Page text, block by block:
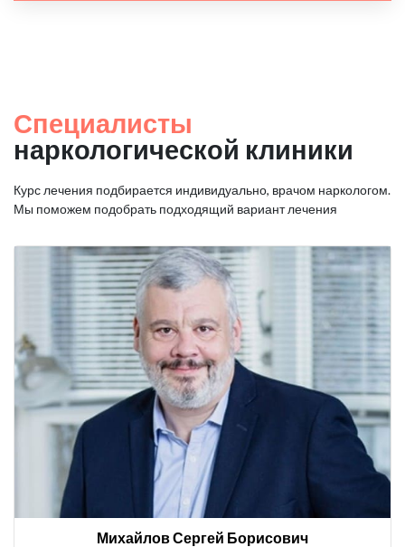
Специалисты
наркологической клиники
Курс лечения подбирается индивидуально, врачом наркологом.
Мы поможем подобрать подходящий вариант лечения
Михайлов Сергей Борисович